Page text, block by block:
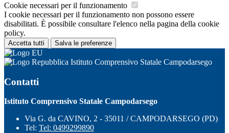
Cookie necessari per il funzionamento
I cookie necessari per il funzionamento non possono essere
disabilitati. È possibile consultare l'elenco nella pagina della cookie
policy.
Accetta tutti Salva le preferenze
Istituto Comprensivo Statale Campodarsego
Contatti
Istituto Comprensivo Statale Campodarsego
Via G. da CAVINO, 2 - 35011 / CAMPODARSEGO (PD)
Tel: Tel: 0499299890